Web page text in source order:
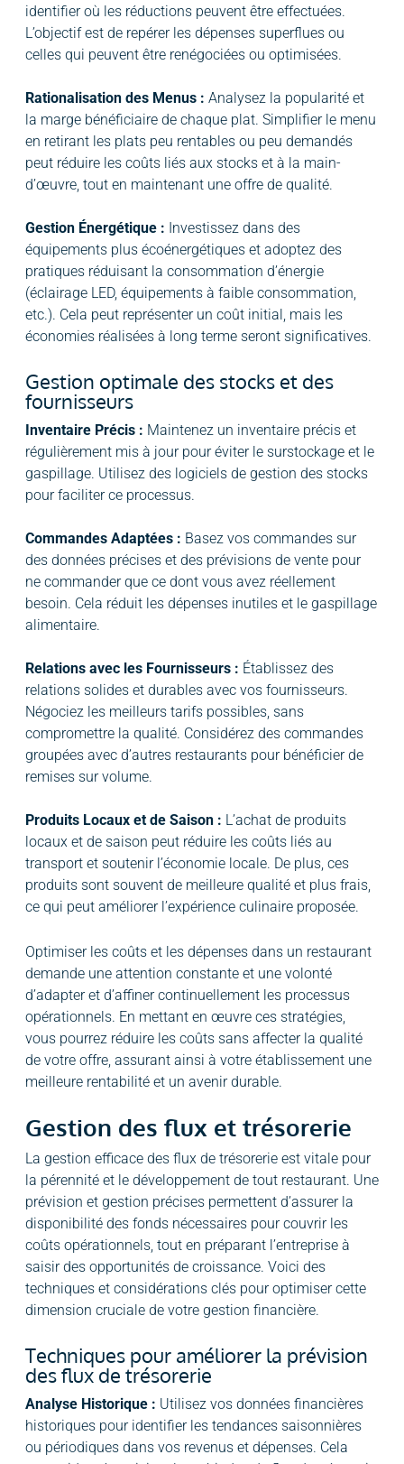
identifier où les réductions peuvent être effectuées.
L’objectif est de repérer les dépenses superflues ou
celles qui peuvent être renégociées ou optimisées.
Rationalisation des Menus : Analysez la popularité et
la marge bénéficiaire de chaque plat. Simplifier le menu
en retirant les plats peu rentables ou peu demandés
peut réduire les coûts liés aux stocks et à la main-
d’œuvre, tout en maintenant une offre de qualité.
Gestion Énergétique : Investissez dans des
équipements plus écoénergétiques et adoptez des
pratiques réduisant la consommation d’énergie
(éclairage LED, équipements à faible consommation,
etc.). Cela peut représenter un coût initial, mais les
économies réalisées à long terme seront significatives.
Gestion optimale des stocks et des
fournisseurs
Inventaire Précis : Maintenez un inventaire précis et
régulièrement mis à jour pour éviter le surstockage et le
gaspillage. Utilisez des logiciels de gestion des stocks
pour faciliter ce processus.
Commandes Adaptées : Basez vos commandes sur
des données précises et des prévisions de vente pour
ne commander que ce dont vous avez réellement
besoin. Cela réduit les dépenses inutiles et le gaspillage
alimentaire.
Relations avec les Fournisseurs : Établissez des
relations solides et durables avec vos fournisseurs.
Négociez les meilleurs tarifs possibles, sans
compromettre la qualité. Considérez des commandes
groupées avec d’autres restaurants pour bénéficier de
remises sur volume.
Produits Locaux et de Saison : L’achat de produits
locaux et de saison peut réduire les coûts liés au
transport et soutenir l’économie locale. De plus, ces
produits sont souvent de meilleure qualité et plus frais,
ce qui peut améliorer l’expérience culinaire proposée.
Optimiser les coûts et les dépenses dans un restaurant
demande une attention constante et une volonté
d’adapter et d’affiner continuellement les processus
opérationnels. En mettant en œuvre ces stratégies,
vous pourrez réduire les coûts sans affecter la qualité
de votre offre, assurant ainsi à votre établissement une
meilleure rentabilité et un avenir durable.
Gestion des flux et trésorerie
La gestion efficace des flux de trésorerie est vitale pour
la pérennité et le développement de tout restaurant. Une
prévision et gestion précises permettent d’assurer la
disponibilité des fonds nécessaires pour couvrir les
coûts opérationnels, tout en préparant l’entreprise à
saisir des opportunités de croissance. Voici des
techniques et considérations clés pour optimiser cette
dimension cruciale de votre gestion financière.
Techniques pour améliorer la prévision
des flux de trésorerie
Analyse Historique : Utilisez vos données financières
historiques pour identifier les tendances saisonnières
ou périodiques dans vos revenus et dépenses. Cela